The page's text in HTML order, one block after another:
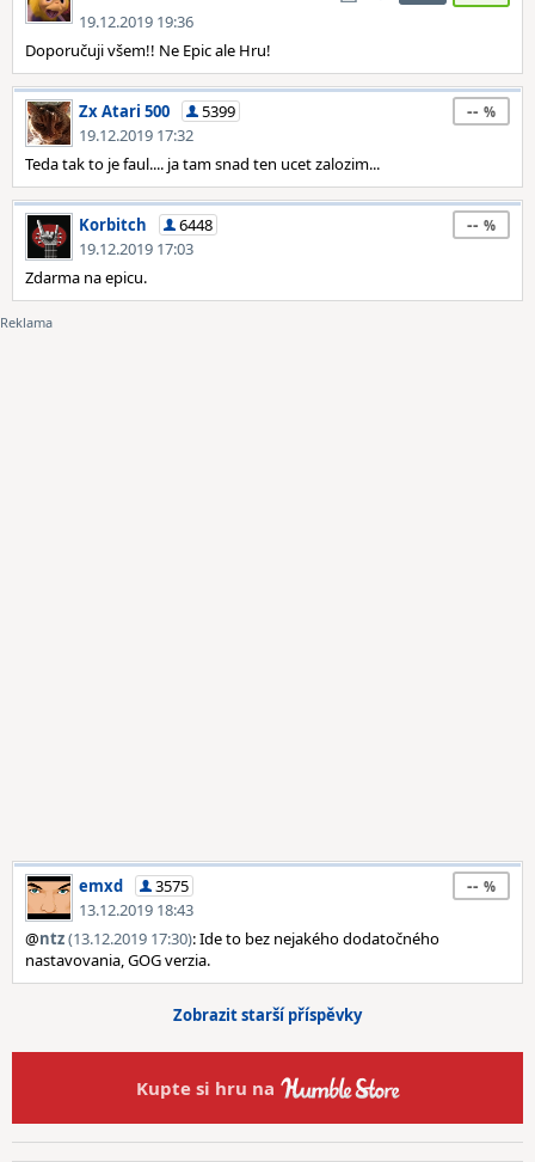
19.12.2019 19:36
Doporučuji všem!! Ne Epic ale Hru!
Zx Atari 500
5399
19.12.2019 17:32
--
Teda tak to je faul.... ja tam snad ten ucet zalozim...
Korbitch
6448
19.12.2019 17:03
--
Zdarma na epicu.
emxd
3575
13.12.2019 18:43
--
@ntz(13.12.2019 17:30): Ide to bez nejakého dodatočného
nastavovania, GOG verzia.
Zobrazit starší příspěvky
Kupte si hru na